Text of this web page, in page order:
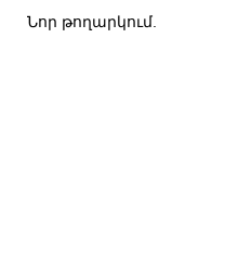
Նոր թողարկում.